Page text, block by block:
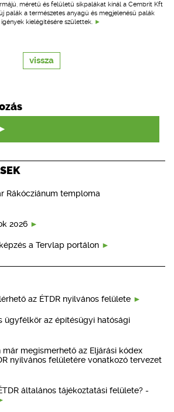
méretű és felületű síkpalákat kínál a Cembrit Kft
palák a természetes anyagú és megjelenésű palák
igények kielégítésére születtek.
vissza
Rákócziánum temploma
2026
a Tervlap portálon
az ÉTDR nyilvános felülete
ügyfélkör az építésügyi hatósági
megismerhető az Eljárási kódex
nyilvános felületére vonatkozó tervezet
általános tájékoztatási felülete? -